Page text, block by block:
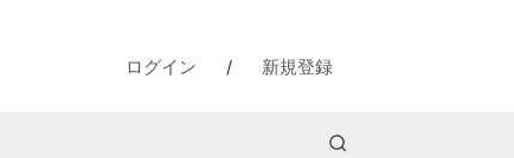
ログイン / 新規登録